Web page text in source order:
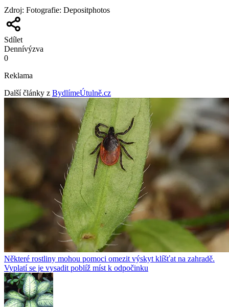
Zdroj: Fotografie: Depositphotos
Sdílet
Dennívýzva
0
Reklama
Další články z BydlímeÚtulně.cz
Některé rostliny mohou pomoci omezit výskyt klíšťat na zahradě.
Vyplatí se je vysadit poblíž míst k odpočinku